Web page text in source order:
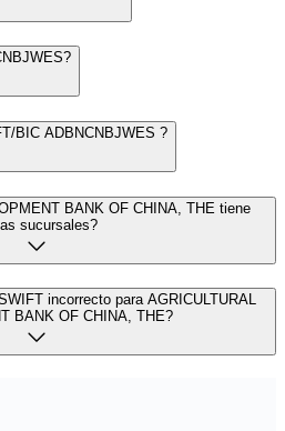
BIC ADBNCNBJWES ?
BANK OF CHINA, THE tiene
sucursales?
incorrecto para AGRICULTURAL
BANK OF CHINA, THE?